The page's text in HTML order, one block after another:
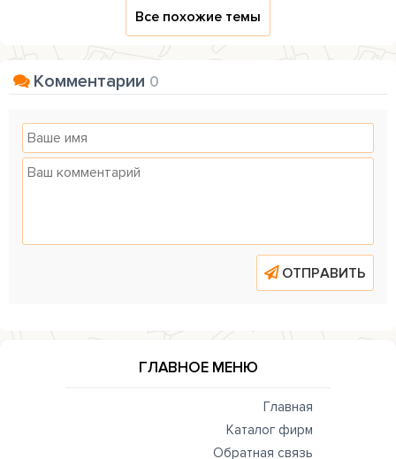
Все похожие темы
Комментарии 0
ОТПРАВИТЬ
ГЛАВНОЕ МЕНЮ
Главная
Каталог фирм
Обратная связь